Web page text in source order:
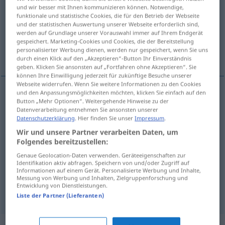
Übersicht aller Übersetzungen
(Für mehr Details die Übersetzung anklicken/antippen)
ungefähr, etwa, rund, zirka
ungefähr environ
etwa environ
rund environ
zirka environ
und wir besser mit Ihnen kommunizieren können. Notwendige,
funktionale und statistische Cookies, die für den Betrieb der Webseite
und der statistischen Auswertung unserer Webseite erforderlich sind,
werden auf Grundlage unserer Vorauswahl immer auf Ihrem Endgerät
gespeichert. Marketing-Cookies und Cookies, die der Bereitstellung
personalisierter Werbung dienen, werden nur gespeichert, wenn Sie uns
durch einen Klick auf den „Akzeptieren“-Button Ihr Einverständnis
geben. Klicken Sie ansonsten auf „Fortfahren ohne Akzeptieren“. Sie
können Ihre Einwilligung jederzeit für zukünftige Besuche unserer
Webseite widerrufen. Wenn Sie weitere Informationen zu den Cookies
und den Anpassungsmöglichkeiten möchten, klicken Sie einfach auf den
Button „Mehr Optionen“. Weitergehende Hinweise zu der
Datenverarbeitung entnehmen Sie ansonsten unserer
Datenschutzerklärung. Hier finden Sie unserImpressum.
Wir und unsere Partner verarbeiten Daten, um
Folgendes bereitzustellen:
Genaue Geolocation-Daten verwenden. Geräteeigenschaften zur
Identifikation aktiv abfragen. Speichern von und/oder Zugriff auf
Informationen auf einem Gerät. Personalisierte Werbung und Inhalte,
Messung von Werbung und Inhalten, Zielgruppenforschung und
Entwicklung von Dienstleistungen.
Liste der Partner (Lieferanten)